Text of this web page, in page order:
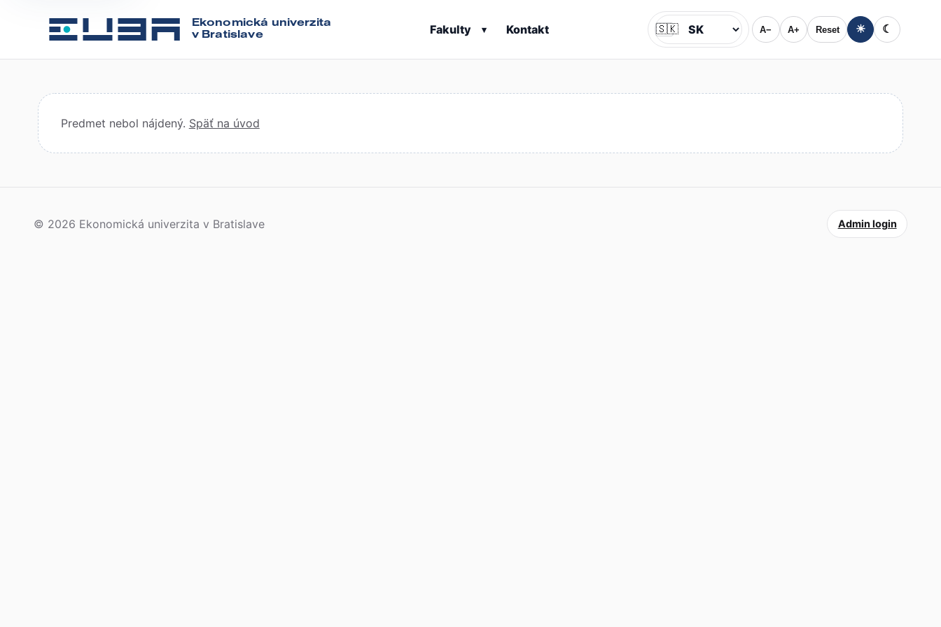
Ekonomická univerzita
v Bratislave
Fakulty ▾ Kontakt Jazyk
🇸🇰 A− A+ Reset ☀ ☾
Predmet nebol nájdený. Späť na úvod
© 2026 Ekonomická univerzita v Bratislave Admin login